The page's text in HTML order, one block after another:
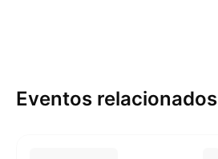
Eventos relacionados